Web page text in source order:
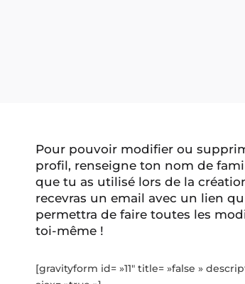
Pour pouvoir modifier ou
profil, renseigne ton nom de
que tu as utilisé lors de la
recevras un email avec un lien
permettra de faire toutes les
toi-même !
[gravityform id= »11″ title= »false »